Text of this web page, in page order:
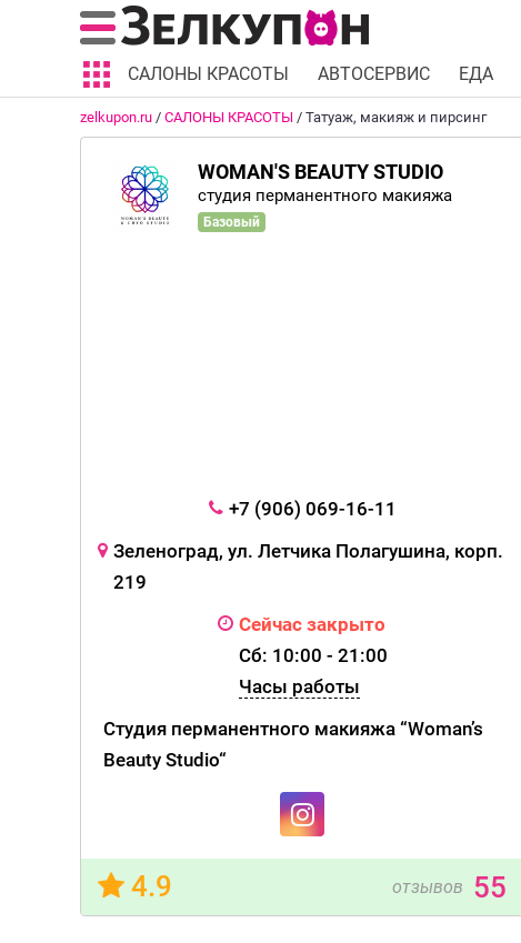
САЛОНЫ КРАСОТЫ АВТОСЕРВИС ЕДА
zelkupon.ru / САЛОНЫ КРАСОТЫ / Татуаж, макияж и пирсинг
WOMAN'S BEAUTY STUDIO
студия перманентного макияжа
Базовый
+7 (906) 069-16-11
Зеленоград, ул. Летчика Полагушина, корп.
219
Сейчас закрыто
Сб: 10:00 - 21:00
Часы работы
Студия перманентного макияжа “Woman’s
Beauty Studio“
4.9 отзывов 55